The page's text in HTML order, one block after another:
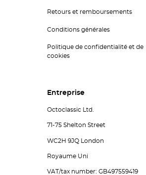
Retours et remboursements
Conditions générales
Politique de confidentialité et de
cookies
Entreprise
Octoclassic Ltd.
71-75 Shelton Street
WC2H 9JQ London
Royaume Uni
VAT/tax number: GB497559419